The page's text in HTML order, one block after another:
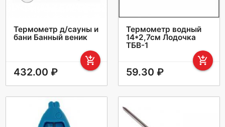
Термометр д/сауны и
бани Банный веник
add_shopping_cart
432.00 ₽
Термометр водный
14*2,7см Лодочка
ТБВ-1
add_shopping_cart
59.30 ₽